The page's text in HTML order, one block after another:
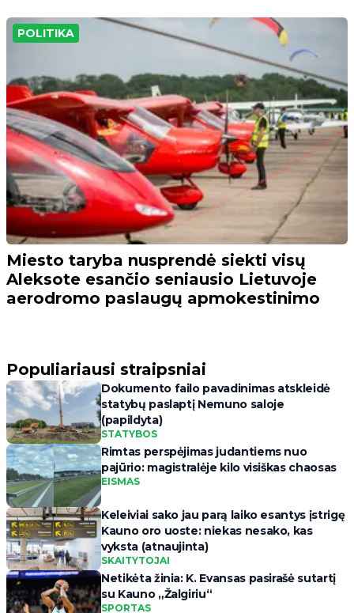
POLITIKA
Miesto taryba nusprendė siekti visų
Aleksote esančio seniausio Lietuvoje
aerodromo paslaugų apmokestinimo
Populiariausi straipsniai
Dokumento failo pavadinimas atskleidė
statybų paslaptį Nemuno saloje
(papildyta)
STATYBOS
Rimtas perspėjimas judantiems nuo
pajūrio: magistralėje kilo visiškas chaosas
EISMAS
Keleiviai sako jau parą laiko esantys įstrigę
Kauno oro uoste: niekas nesako, kas
vyksta (atnaujinta)
SKAITYTOJAI
Netikėta žinia: K. Evansas pasirašė sutartį
su Kauno „Žalgiriu“
SPORTAS